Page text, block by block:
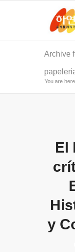
Archive
You are
El
y